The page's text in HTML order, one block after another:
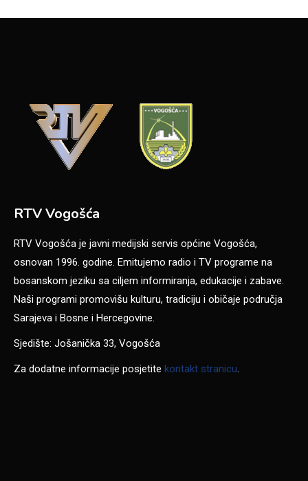
RTV Vogošća
RTV Vogošća je javni medijski servis općine Vogošća,
osnovan 1996. godine. Emitujemo radio i TV programe na
bosanskom jeziku sa ciljem informiranja, edukacije i zabave.
Naši programi promovišu kulturu, tradiciju i običaje područja
Sarajeva i Bosne i Hercegovine.
Sjedište: Jošanička 33, Vogošća
Za dodatne informacije posjetite kontakt stranicu